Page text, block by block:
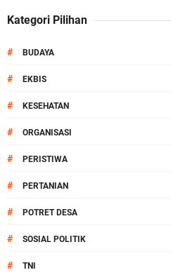
Kategori Pilihan
# BUDAYA
# EKBIS
# KESEHATAN
# ORGANISASI
# PERISTIWA
# PERTANIAN
# POTRET DESA
# SOSIAL POLITIK
# TNI